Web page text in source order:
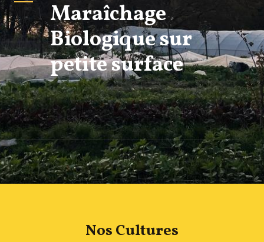
Maraîchage
Biologique sur
petite surface
Nos Cultures